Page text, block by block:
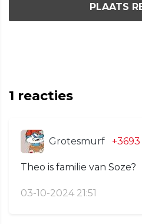
PLAATS
1 reacties
Grotesmurf +3693
Theo is familie van Soze?
03-10-2024 21:51